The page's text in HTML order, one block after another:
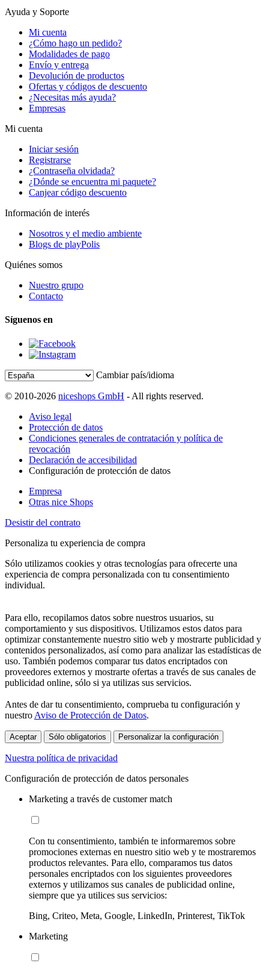
Ayuda y Soporte
Mi cuenta
¿Cómo hago un pedido?
Modalidades de pago
Envío y entrega
Devolución de productos
Ofertas y códigos de descuento
¿Necesitas más ayuda?
Empresas
Mi cuenta
Iniciar sesión
Registrarse
¿Contraseña olvidada?
¿Dónde se encuentra mi paquete?
Canjear código descuento
Información de interés
Nosotros y el medio ambiente
Blogs de playPolis
Quiénes somos
Nuestro grupo
Contacto
Síguenos en
Cambiar país/idioma
© 2010-2026 niceshops GmbH - All rights reserved.
Aviso legal
Protección de datos
Condiciones generales de contratación y política de
revocación
Declaración de accesibilidad
Configuración de protección de datos
Empresa
Otras nice Shops
Desistir del contrato
Personaliza tu experiencia de compra
Sólo utilizamos cookies y otras tecnologías para ofrecerte una
experiencia de compra personalizada con tu consentimiento
individual.
Para ello, recopilamos datos sobre nuestros usuarios, su
comportamiento y sus dispositivos. Utilizamos estos datos para
optimizar constantemente nuestro sitio web y mostrarte publicidad y
contenidos personalizados, así como para analizar las estadísticas de
uso. También podemos comparar tus datos encriptados con
proveedores externos y mostrarte ofertas a través de sus canales de
publicidad online, sólo si ya utilizas sus servicios.
Antes de dar tu consentimiento, comprueba tu configuración y
nuestro Aviso de Protección de Datos.
Aceptar Sólo obligatorios Personalizar la configuración
Nuestra política de privacidad
Configuración de protección de datos personales
Marketing a través de customer match
Con tu consentimiento, también te informaremos sobre
promociones externas en nuestro sitio web y te mostraremos
productos relevantes. Para ello, comparamos tus datos
personales encriptados con los siguientes proveedores
externos y utilizamos sus canales de publicidad online,
siempre que ya utilices sus servicios:
Bing, Criteo, Meta, Google, LinkedIn, Printerest, TikTok
Marketing